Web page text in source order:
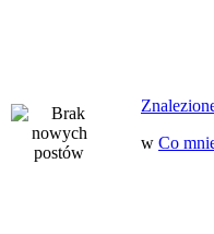
w Co